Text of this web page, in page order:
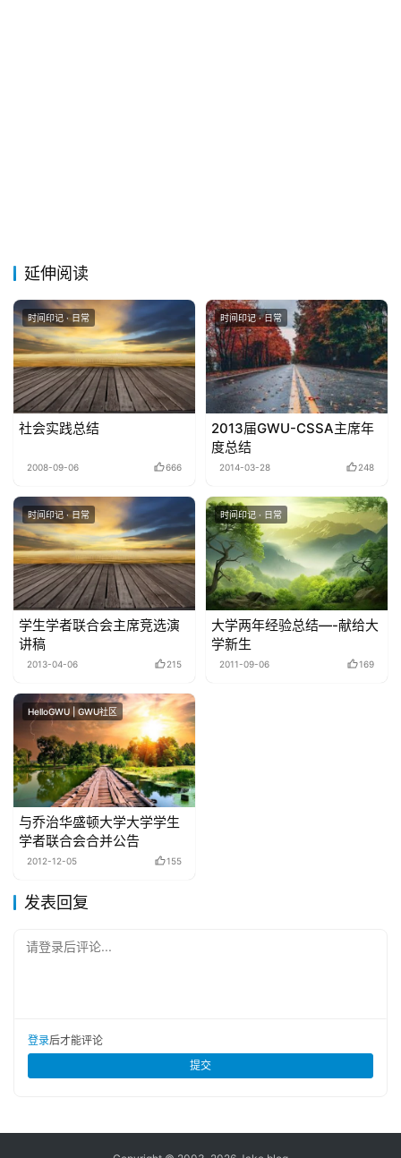
延伸阅读
时间印记 · 日常
社会实践总结
2008-09-06 666
时间印记 · 日常
2013届GWU-CSSA主席年
度总结
2014-03-28 248
时间印记 · 日常
学生学者联合会主席竞选演
讲稿
2013-04-06 215
时间印记 · 日常
大学两年经验总结—-献给大
学新生
2011-09-06 169
HelloGWU | GWU社区
与乔治华盛顿大学大学学生
学者联合会合并公告
2012-12-05 155
发表回复
请登录后评论...
登录后才能评论
提交